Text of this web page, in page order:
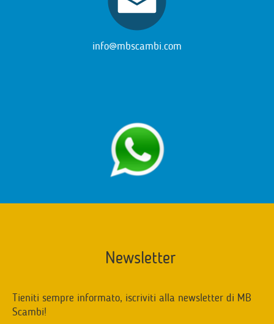
info@mbscambi.com
Newsletter
Tieniti sempre informato, iscriviti alla newsletter di MB
Scambi!